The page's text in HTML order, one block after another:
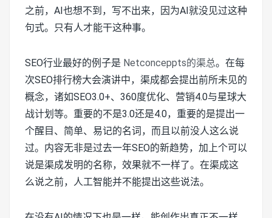
之前，AI也想不到，写不出来，因为AI就没见过这种
句式。只有人才能干这种事。
SEO行业最好的例子是 Netconceppts的渠总。在每
次SEO排行榜大会演讲中，渠成都会提出前所未见的
概念，诸如SEO3.0+、360度优化、营销4.0与星球大
战计划等。重要的不是3.0还是4.0，重要的是提出一
个醒目、简单、易记的名词，而且以前没人这么说
过。内容无非是过去一年SEO的新趋势，加上个可以
说是渠成发明的名称，效果就不一样了。在渠成这
么说之前，人工智能并不能提出这些说法。